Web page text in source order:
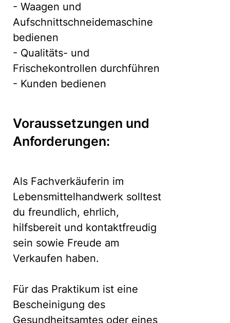
- Waagen und
Aufschnittschneidemaschine
bedienen
- Qualitäts- und
Frischekontrollen durchführen
- Kunden bedienen
Voraussetzungen und
Anforderungen:
Als Fachverkäuferin im
Lebensmittelhandwerk solltest
du freundlich, ehrlich,
hilfsbereit und kontaktfreudig
sein sowie Freude am
Verkaufen haben.
Für das Praktikum ist eine
Bescheinigung des
Gesundheitsamtes oder eines